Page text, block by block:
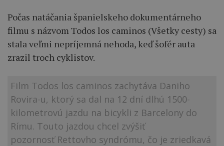
Počas natáčania španielskeho dokumentárneho
filmu s názvom Todos los caminos (Všetky cesty) sa
stala veľmi nepríjemná nehoda, keď šofér auta
zrazil troch cyklistov.
Film Todos los caminos zachytáva Daniho
Rovira-u, ktorý sa dal na 12 dní dlhú 1500-
kilometrovú jazdu na bicykli z Barcelony do
Rímu. Touto jazdou chcel zvýšiť
pozornosť Rettovho syndrómu, čo je zriedkavá